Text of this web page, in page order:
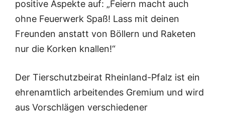
positive Aspekte auf: „Feiern macht auch
ohne Feuerwerk Spaß! Lass mit deinen
Freunden anstatt von Böllern und Raketen
nur die Korken knallen!“
Der Tierschutzbeirat Rheinland-Pfalz ist ein
ehrenamtlich arbeitendes Gremium und wird
aus Vorschlägen verschiedener